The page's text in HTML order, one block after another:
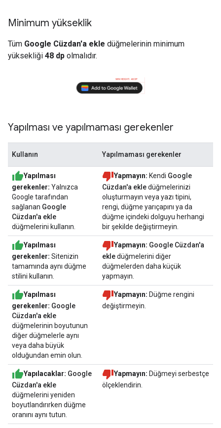
Minimum yükseklik
Tüm Google Cüzdan'a ekle düğmelerinin minimum
yüksekliği 48 dp olmalıdır.
Yapılması ve yapılmaması gerekenler
Kullanın Yapılmaması gerekenler
Yapılması
gerekenler: Yalnızca
Google tarafından
sağlanan Google
Cüzdan'a ekle
düğmelerini kullanın.
Yapmayın: Kendi Google
Cüzdan'a ekledüğmelerinizi
oluşturmayın veya yazı tipini,
rengi, düğme yarıçapını ya da
düğme içindeki dolguyu herhangi
bir şekilde değiştirmeyin.
Yapılması
gerekenler: Sitenizin
tamamında aynı düğme
stilini kullanın.
Yapmayın: Google Cüzdan'a
ekledüğmelerini diğer
düğmelerden daha küçük
yapmayın.
Yapılması
gerekenler: Google
Cüzdan'a ekle
düğmelerinin boyutunun
diğer düğmelerle aynı
veya daha büyük
olduğundan emin olun.
Yapmayın: Düğme rengini
değiştirmeyin.
Yapılacaklar: Google
Cüzdan'a ekle
düğmelerini yeniden
boyutlandırırken düğme
oranını aynı tutun.
Yapmayın: Düğmeyi serbestçe
ölçeklendirin.